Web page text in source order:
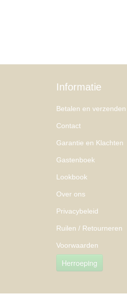
Informatie
Betalen en verzenden
Contact
Garantie en Klachten
Gastenboek
Lookbook
Over ons
Privacybeleid
Ruilen / Retourneren
Voorwaarden
Herroeping